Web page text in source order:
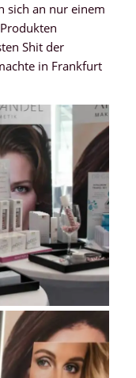
sich an nur einem
Shit der
in Frankfurt